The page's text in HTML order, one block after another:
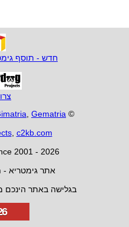
חדש - תוסף
© Copyright -
, Gematria
, c2kb.com
2001 - 2026
אתר גימטריא - מאז
בגלישה באתר הינכם